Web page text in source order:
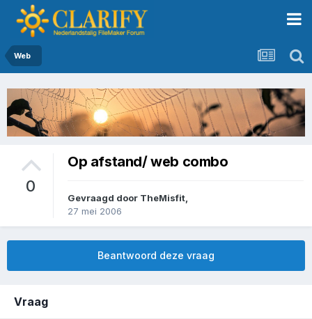
Web
0
Op afstand/ web combo
Gevraagd door TheMisfit
27 mei 2006
Beantwoord deze vraag
Vraag